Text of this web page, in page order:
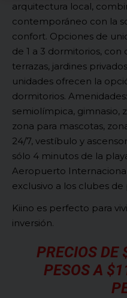
arquitectura local,
contemporáneo con la
confort. Opciones de
de 1 a 3 dormitorios,
terrazas, jardines
unidades ofrecen la
dormitorios.
semiolímpica, gimnasio,
zona para mascotas,
24/7, vestíbulo y
sólo 4 minutos de la
Aeropuerto
exclusivo a los clubes de
Kiino es perfecto para
inversión.
PRECIOS
PESOS A